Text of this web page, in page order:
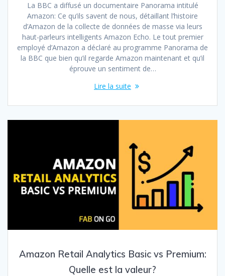
La BBC a diffusé un documentaire Panorama intitulé
Amazon: Ce qu’ils savent de nous, détaillant l’histoire
d’Amazon de la collecte de données de masse via leurs
haut-parleurs intelligents Amazon Echo. Le tout premier
employé d’Amazon a déclaré au programme Panorama de
la BBC que bien qu’il regarde Amazon maintenant et qu’il
éprouve un sentiment de…
Lire la suite
Amazon Retail Analytics Basic vs Premium:
Quelle est la valeur?